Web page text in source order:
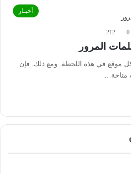
أخبـار
0
212
كل موقع في هذه اللحظة. ومع ذلك. فإن
متاحة…